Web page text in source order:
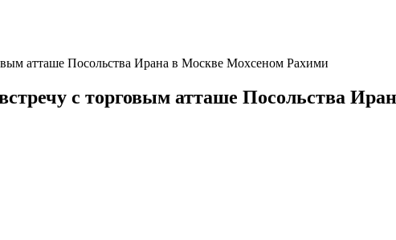
атташе Посольства Ирана в Москве Мохсеном Рахими
с торговым атташе Посольства